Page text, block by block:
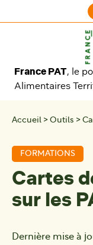
France PAT, le
Alimentaires
Accueil > Outils >
FORMATIONS
Cartes
sur les
Dernière mise à